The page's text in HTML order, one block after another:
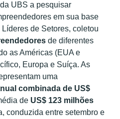
UBS a pesquisar
em sua base
de Setores, coletou
de diferentes
as Américas (EUA e
Europa e Suíça. As
uma
combinada de US$
de US$ 123 milhões
conduzida entre setembro e